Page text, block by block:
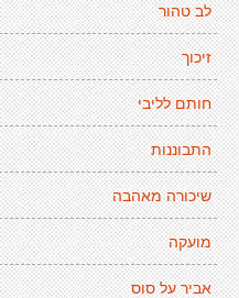
לב טהור
זיכוך
חותם לליבי
התבוננות
שיכורה מאהבה
מועקה
אביר על סוס